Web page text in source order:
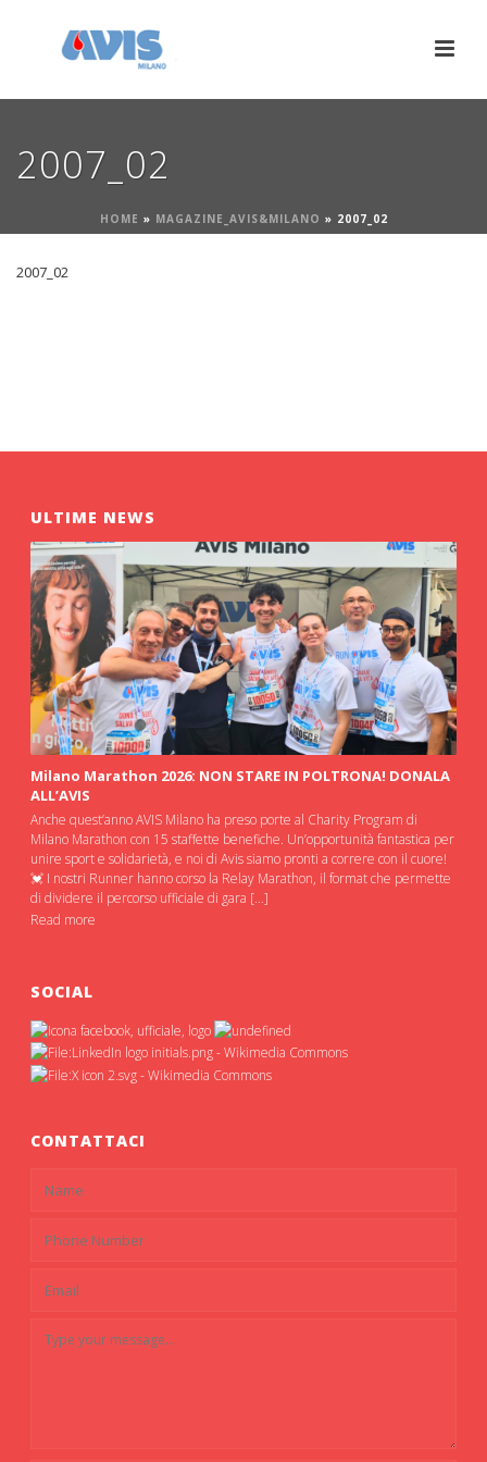
2007_02
HOME » MAGAZINE_AVIS&MILANO » 2007_02
2007_02
ULTIME NEWS
Milano Marathon 2026: NON STARE IN POLTRONA! DONALA
ALL’AVIS
Anche quest’anno AVIS Milano ha preso porte al Charity Program di
Milano Marathon con 15 staffette benefiche. Un’opportunità fantastica per
unire sport e solidarietà, e noi di Avis siamo pronti a correre con il cuore!
💓 I nostri Runner hanno corso la Relay Marathon, il format che permette
di dividere il percorso ufficiale di gara […]
Read more
SOCIAL
CONTATTACI